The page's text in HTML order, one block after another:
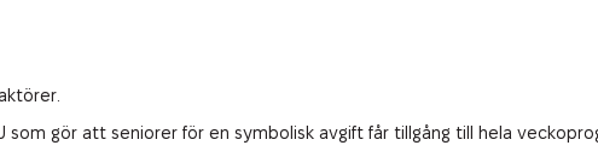
gör att seniorer för en symbolisk avgift får tillgång till hela